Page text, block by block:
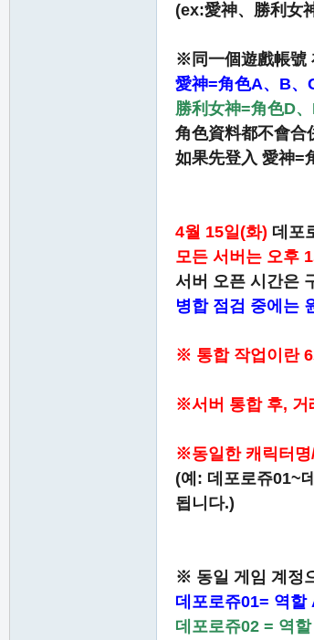
(ex:愛神、勝利女
※同一個遊戲帳號
愛神=角色A、B、
勝利女神=角色D
角色資料都不會合
如果先登入 愛神=
4월 15일(화) 데포
모든 서버는 오후
서버 오픈 시간은
병합 점검 중에는
※ 통합 작업이란
※서버 통합 후, 거
※동일한 캐릭터명
(예: 데포로쥬01~
됩니다.)
※ 동일 게임 계정
데포로쥬01= 역할
데포로쥬02 = 역